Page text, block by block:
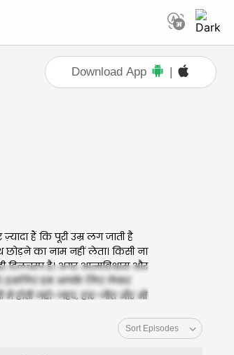
Download App |
हैं कि पूरी उम्र लग जाती है
का नाम नहीं लेता। किसी ना
दिलचस्प है। अगर आत्मविश्वास और
है। इसलिए हम आपके लिए लेकर
जद्दो-जहद, हार-जीत और भी